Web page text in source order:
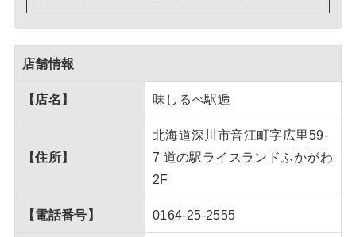
店舗情報
【店名】 味しるべ駅逓
【住所】
北海道深川市音江町字広里59-
7 道の駅ライスランドふかがわ
2F
【電話番号】 0164-25-2555